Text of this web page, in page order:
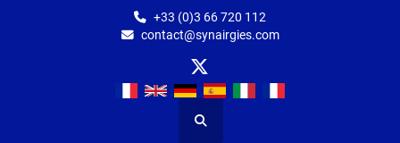
+33 (0)3 66 720 112
contact@synairgies.com
twitter
Rechercher